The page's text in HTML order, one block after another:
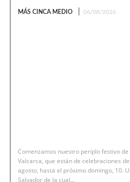
MÁS CINCA MEDIO 06/08/2026
Comenzamos nuestro periplo festivo
Valcarca, que están de celebraciones
agosto, hasta el próximo domingo, 10.
Salvador de la cual...